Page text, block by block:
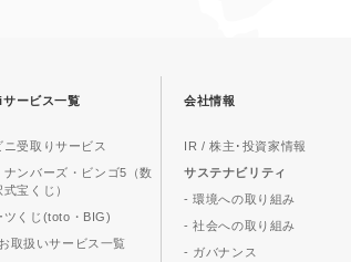
ービス一覧
ニ受取りサービス
ナンバーズ・ビンゴ5（数
宝くじ）
ツくじ(toto・BIG)
取扱いサービス一覧
会社情報
IR / 株主･投資家情報
サステナビリティ
- 環境への取り組み
- 社会への取り組み
- ガバナンス